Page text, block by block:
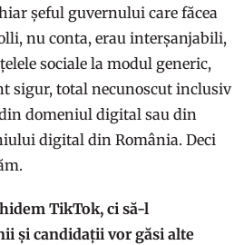
șeful guvernului care făcea
nu conta, erau interșanjabili,
sociale la modul generic,
sigur, total necunoscut inclusiv
domeniul digital sau din
digital din România. Deci
TikTok, ci să-l
și candidații vor găsi alte